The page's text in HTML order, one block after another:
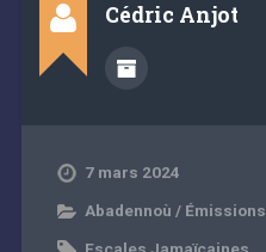
Cédric Anjot
7 mars 2024
Abadennoù / Émissions